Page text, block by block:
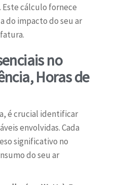
Este cálculo fornece
do impacto do seu ar
no
Horas de
é crucial identificar
envolvidas. Cada
significativo no
do seu ar